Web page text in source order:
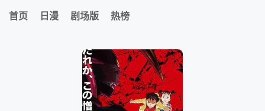
首页 日漫 剧场版 热榜